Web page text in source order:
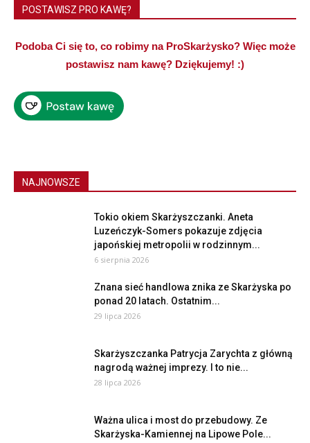
POSTAWISZ PRO KAWĘ?
Podoba Ci się to, co robimy na ProSkarżysko? Więc może
postawisz nam kawę? Dziękujemy! :)
NAJNOWSZE
Tokio okiem Skarżyszczanki. Aneta
Luzeńczyk-Somers pokazuje zdjęcia
japońskiej metropolii w rodzinnym...
6 sierpnia 2026
Znana sieć handlowa znika ze Skarżyska po
ponad 20 latach. Ostatnim...
29 lipca 2026
Skarżyszczanka Patrycja Zarychta z główną
nagrodą ważnej imprezy. I to nie...
28 lipca 2026
Ważna ulica i most do przebudowy. Ze
Skarżyska-Kamiennej na Lipowe Pole...